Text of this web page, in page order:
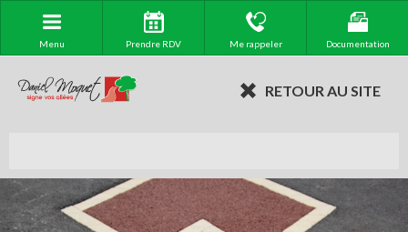
Menu Prendre RDV Me rappeler Documentation
RETOUR AU SITE